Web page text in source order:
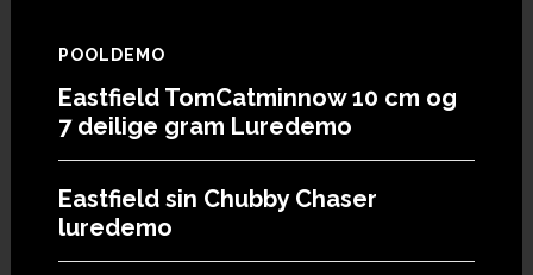
POOLDEMO
Eastfield TomCatminnow 10 cm og
7 deilige gram Luredemo
Eastfield sin Chubby Chaser
luredemo